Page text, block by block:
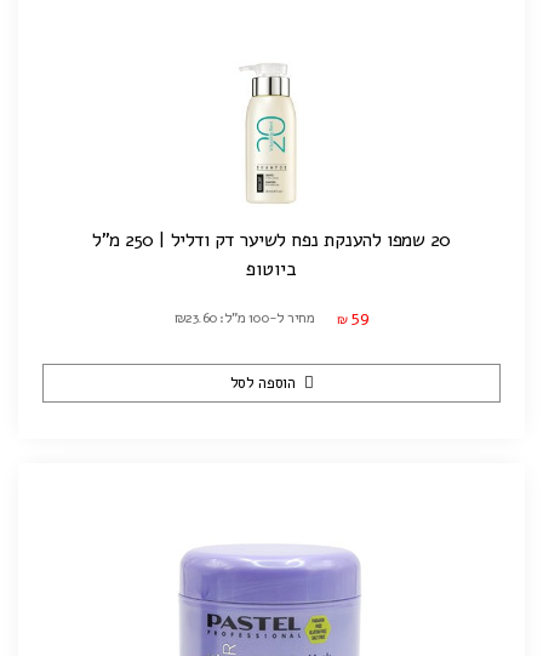
20 שמפו להענקת נפח לשיער דק ודליל | 250 מ"ל
ביוטופ
₪ 59 מחיר ל-100 מ"ל: ₪23.60
הוספה לסל